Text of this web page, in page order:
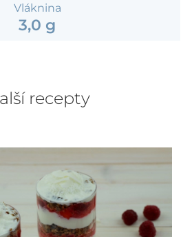
Vláknina
3,0 g
recepty